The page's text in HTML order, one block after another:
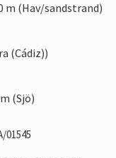
m (Hav/sandstrand)
(Cádiz))
(Sjö)
01545